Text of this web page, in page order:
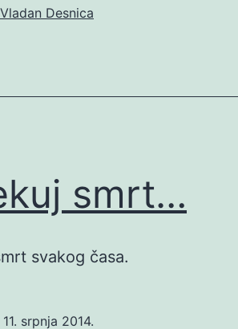
Vladan Desnica
smrt…
svakog časa.
11. srpnja 2014.